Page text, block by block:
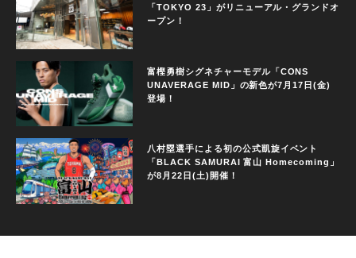
「TOKYO 23」がリニューアル・グランドオ
ープン！
富樫勇樹シグネチャーモデル「CONS
UNAVERAGE MID」の新色が7月17日(金)
登場！
八村塁選手による初の公式凱旋イベント
「BLACK SAMURAI 富山 Homecoming」
が8月22日(土)開催！